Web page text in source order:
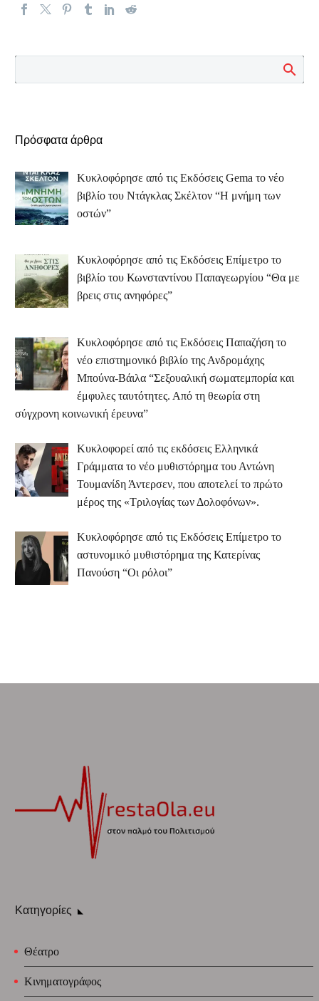
Πρόσφατα άρθρα
Κυκλοφόρησε από τις Εκδόσεις Gema το νέο
βιβλίο του Ντάγκλας Σκέλτον “Η μνήμη των
οστών”
Κυκλοφόρησε από τις Εκδόσεις Επίμετρο το
βιβλίο του Κωνσταντίνου Παπαγεωργίου “Θα με
βρεις στις ανηφόρες”
Κυκλοφόρησε από τις Εκδόσεις Παπαζήση το
νέο επιστημονικό βιβλίο της Ανδρομάχης
Μπούνα-Βάιλα “Σεξουαλική σωματεμπορία και
έμφυλες ταυτότητες. Από τη θεωρία στη
σύγχρονη κοινωνική έρευνα”
Κυκλοφορεί από τις εκδόσεις Ελληνικά
Γράμματα το νέο μυθιστόρημα του Αντώνη
Τουμανίδη Άντερσεν, που αποτελεί το πρώτο
μέρος της «Τριλογίας των Δολοφόνων».
Κυκλοφόρησε από τις Εκδόσεις Επίμετρο το
αστυνομικό μυθιστόρημα της Κατερίνας
Πανούση “Οι ρόλοι”
Κατηγορίες
Θέατρο
Κινηματογράφος